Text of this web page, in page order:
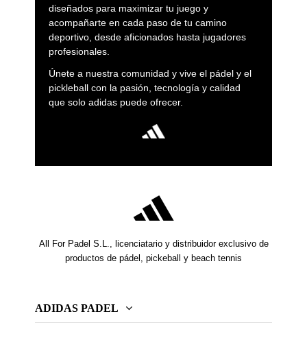
diseñados para maximizar tu juego y
acompañarte en cada paso de tu camino
deportivo, desde aficionados hasta jugadores
profesionales.
Únete a nuestra comunidad y vive el pádel y el
pickleball con la pasión, tecnología y calidad
que solo adidas puede ofrecer.
All For Padel S.L., licenciatario y distribuidor exclusivo de
productos de pádel, pickeball y beach tennis
ADIDAS PADEL